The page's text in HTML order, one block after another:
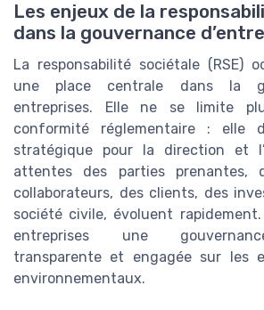
Les enjeux de la
dans la gouvernance
La responsabilité sociétale (RSE)
une place centrale dans la
entreprises. Elle ne se limite
conformité réglementaire : elle
stratégique pour la direction et
attentes des parties prenantes,
collaborateurs, des clients, des
société civile, évoluent
entreprises une
transparente et engagée sur les
environnementaux.